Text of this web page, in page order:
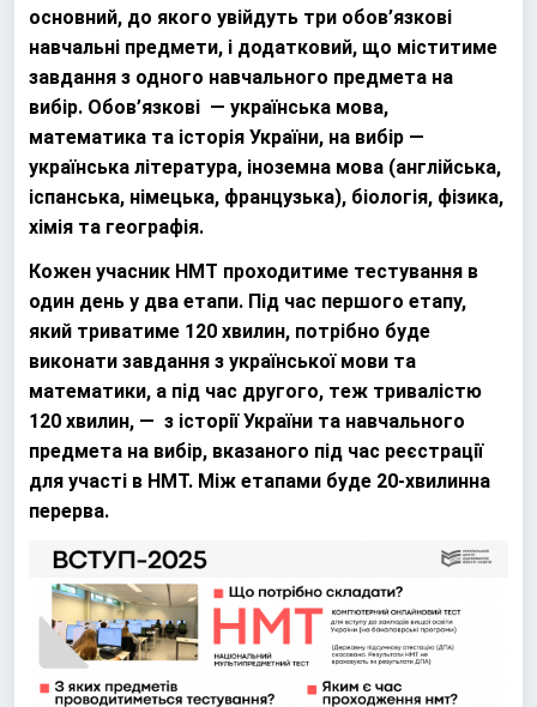
основний, до якого увійдуть три обов’язкові
навчальні предмети, і додатковий, що міститиме
завдання з одного навчального предмета на
вибір. Обов’язкові — українська мова,
математика та історія України, на вибір —
українська література, іноземна мова (англійська,
іспанська, німецька, французька), біологія, фізика,
хімія та географія.
Кожен учасник НМТ проходитиме тестування в
один день у два етапи. Під час першого етапу,
який триватиме 120 хвилин, потрібно буде
виконати завдання з української мови та
математики, а під час другого, теж тривалістю
120 хвилин, — з історії України та навчального
предмета на вибір, вказаного під час реєстрації
для участі в НМТ. Між етапами буде 20-хвилинна
перерва.